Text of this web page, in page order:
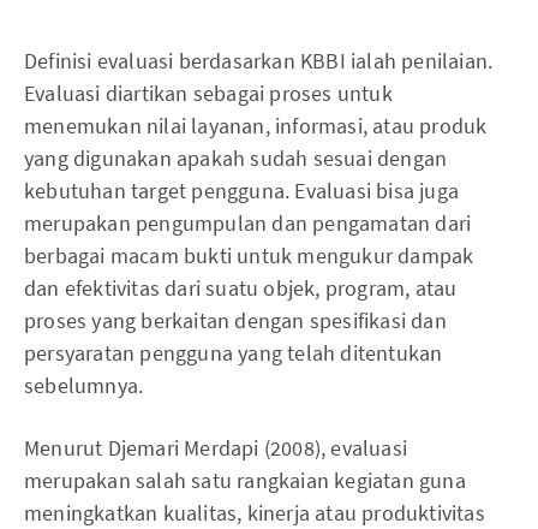
Definisi evaluasi berdasarkan KBBI ialah penilaian.
Evaluasi diartikan sebagai proses untuk
menemukan nilai layanan, informasi, atau produk
yang digunakan apakah sudah sesuai dengan
kebutuhan target pengguna. Evaluasi bisa juga
merupakan pengumpulan dan pengamatan dari
berbagai macam bukti untuk mengukur dampak
dan efektivitas dari suatu objek, program, atau
proses yang berkaitan dengan spesifikasi dan
persyaratan pengguna yang telah ditentukan
sebelumnya.
Menurut Djemari Merdapi (2008), evaluasi
merupakan salah satu rangkaian kegiatan guna
meningkatkan kualitas, kinerja atau produktivitas